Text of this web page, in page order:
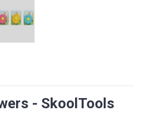
- SkoolTools